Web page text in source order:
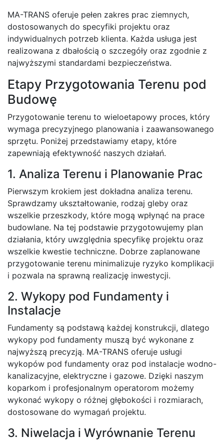
MA-TRANS oferuje pełen zakres prac ziemnych,
dostosowanych do specyfiki projektu oraz
indywidualnych potrzeb klienta. Każda usługa jest
realizowana z dbałością o szczegóły oraz zgodnie z
najwyższymi standardami bezpieczeństwa.
Etapy Przygotowania Terenu pod
Budowę
Przygotowanie terenu to wieloetapowy proces, który
wymaga precyzyjnego planowania i zaawansowanego
sprzętu. Poniżej przedstawiamy etapy, które
zapewniają efektywność naszych działań.
1. Analiza Terenu i Planowanie Prac
Pierwszym krokiem jest dokładna analiza terenu.
Sprawdzamy ukształtowanie, rodzaj gleby oraz
wszelkie przeszkody, które mogą wpłynąć na prace
budowlane. Na tej podstawie przygotowujemy plan
działania, który uwzględnia specyfikę projektu oraz
wszelkie kwestie techniczne. Dobrze zaplanowane
przygotowanie terenu minimalizuje ryzyko komplikacji
i pozwala na sprawną realizację inwestycji.
2. Wykopy pod Fundamenty i
Instalacje
Fundamenty są podstawą każdej konstrukcji, dlatego
wykopy pod fundamenty muszą być wykonane z
najwyższą precyzją. MA-TRANS oferuje usługi
wykopów pod fundamenty oraz pod instalacje wodno-
kanalizacyjne, elektryczne i gazowe. Dzięki naszym
koparkom i profesjonalnym operatorom możemy
wykonać wykopy o różnej głębokości i rozmiarach,
dostosowane do wymagań projektu.
3. Niwelacja i Wyrównanie Terenu